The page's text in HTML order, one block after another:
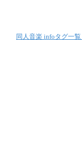
同人音楽 infoタグ一覧